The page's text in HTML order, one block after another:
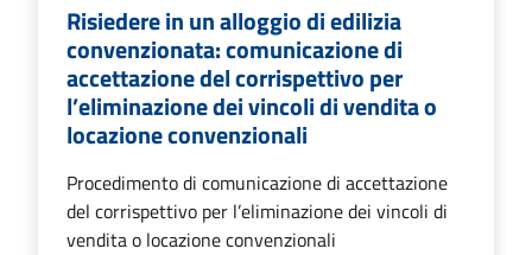
Risiedere in un alloggio di edilizia
convenzionata: comunicazione di
accettazione del corrispettivo per
l’eliminazione dei vincoli di vendita o
locazione convenzionali
Procedimento di comunicazione di accettazione
del corrispettivo per l’eliminazione dei vincoli di
vendita o locazione convenzionali